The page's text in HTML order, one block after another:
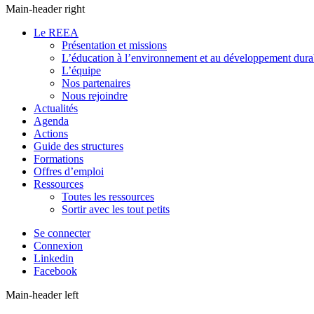
Main-header right
Le REEA
Présentation et missions
L’éducation à l’environnement et au développement
L’équipe
Nos partenaires
Nous rejoindre
Actualités
Agenda
Actions
Guide des structures
Formations
Offres d’emploi
Ressources
Toutes les ressources
Sortir avec les tout petits
Se connecter
Connexion
Linkedin
Facebook
Main-header left